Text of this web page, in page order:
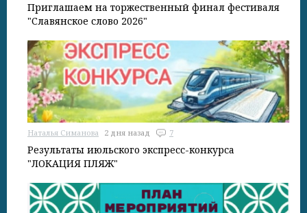
Приглашаем на торжественный финал фестиваля
"Славянское слово 2026"
Наталья Симанова 2 дня назад 7
Результаты июльского экспресс-конкурса
"ЛОКАЦИЯ ПЛЯЖ"